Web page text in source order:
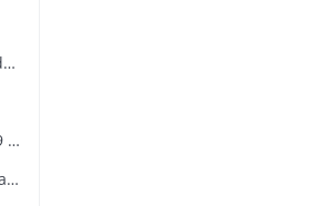
9 doubles de la carte hydrographique du département du Haut-Rhin
34 doubles topographiques identiques aux cartes n° 259 à 298
Carte topographique de la partie du Haut-Rhin restée française avec indication des travaux du siège de Belfort 1870-1871